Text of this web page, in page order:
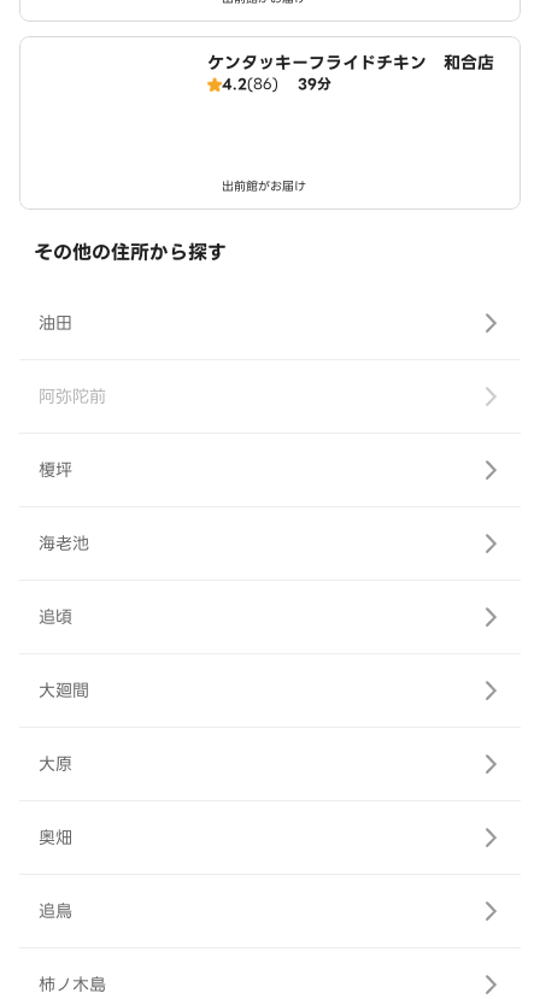
ケンタッキーフライドチキン 和合店
4.2(86) 39分
出前館がお届け
その他の住所から探す
油田
阿弥陀前
榎坪
海老池
追頃
大廻間
大原
奥畑
追鳥
柿ノ木島